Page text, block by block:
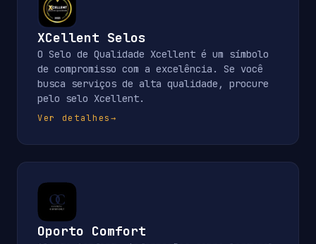
XCellent Selos
O Selo de Qualidade Xcellent é um símbolo
de compromisso com a excelência. Se você
busca serviços de alta qualidade, procure
pelo selo Xcellent.
Ver detalhes→
Oporto Comfort